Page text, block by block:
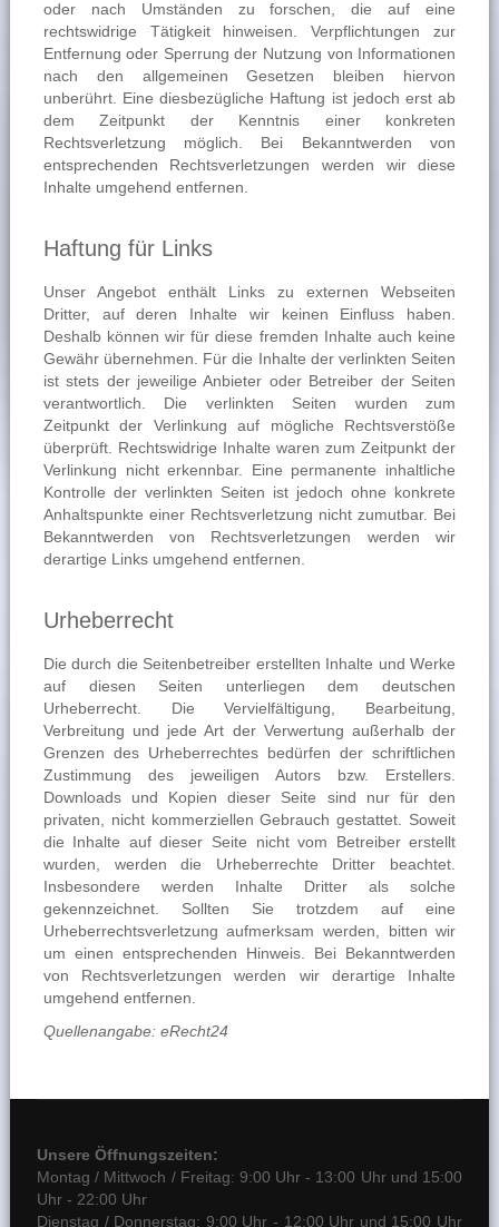
oder nach Umständen zu forschen, die auf eine
rechtswidrige Tätigkeit hinweisen. Verpflichtungen zur
Entfernung oder Sperrung der Nutzung von Informationen
nach den allgemeinen Gesetzen bleiben hiervon
unberührt. Eine diesbezügliche Haftung ist jedoch erst ab
dem Zeitpunkt der Kenntnis einer konkreten
Rechtsverletzung möglich. Bei Bekanntwerden von
entsprechenden Rechtsverletzungen werden wir diese
Inhalte umgehend entfernen.
Haftung für Links
Unser Angebot enthält Links zu externen Webseiten
Dritter, auf deren Inhalte wir keinen Einfluss haben.
Deshalb können wir für diese fremden Inhalte auch keine
Gewähr übernehmen. Für die Inhalte der verlinkten Seiten
ist stets der jeweilige Anbieter oder Betreiber der Seiten
verantwortlich. Die verlinkten Seiten wurden zum
Zeitpunkt der Verlinkung auf mögliche Rechtsverstöße
überprüft. Rechtswidrige Inhalte waren zum Zeitpunkt der
Verlinkung nicht erkennbar. Eine permanente inhaltliche
Kontrolle der verlinkten Seiten ist jedoch ohne konkrete
Anhaltspunkte einer Rechtsverletzung nicht zumutbar. Bei
Bekanntwerden von Rechtsverletzungen werden wir
derartige Links umgehend entfernen.
Urheberrecht
Die durch die Seitenbetreiber erstellten Inhalte und Werke
auf diesen Seiten unterliegen dem deutschen
Urheberrecht. Die Vervielfältigung, Bearbeitung,
Verbreitung und jede Art der Verwertung außerhalb der
Grenzen des Urheberrechtes bedürfen der schriftlichen
Zustimmung des jeweiligen Autors bzw. Erstellers.
Downloads und Kopien dieser Seite sind nur für den
privaten, nicht kommerziellen Gebrauch gestattet. Soweit
die Inhalte auf dieser Seite nicht vom Betreiber erstellt
wurden, werden die Urheberrechte Dritter beachtet.
Insbesondere werden Inhalte Dritter als solche
gekennzeichnet. Sollten Sie trotzdem auf eine
Urheberrechtsverletzung aufmerksam werden, bitten wir
um einen entsprechenden Hinweis. Bei Bekanntwerden
von Rechtsverletzungen werden wir derartige Inhalte
umgehend entfernen.
Quellenangabe: eRecht24
Unsere Öffnungszeiten:
Montag / Mittwoch / Freitag: 9:00 Uhr - 13:00 Uhr und 15:00
Uhr - 22:00 Uhr
Dienstag / Donnerstag: 9:00 Uhr - 12:00 Uhr und 15:00 Uhr